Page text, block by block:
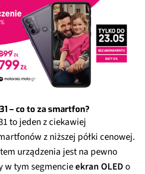
– co to za smartfon?
to jeden z ciekawiej
z niższej półki cenowej.
urządzenia jest na pewno
w tym segmencieekran OLEDo